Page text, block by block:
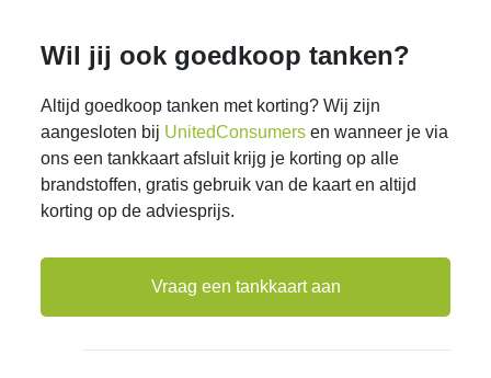
Wil jij ook goedkoop tanken?
Altijd goedkoop tanken met korting? Wij zijn
aangesloten bij UnitedConsumers en wanneer je via
ons een tankkaart afsluit krijg je korting op alle
brandstoffen, gratis gebruik van de kaart en altijd
korting op de adviesprijs.
Vraag een tankkaart aan